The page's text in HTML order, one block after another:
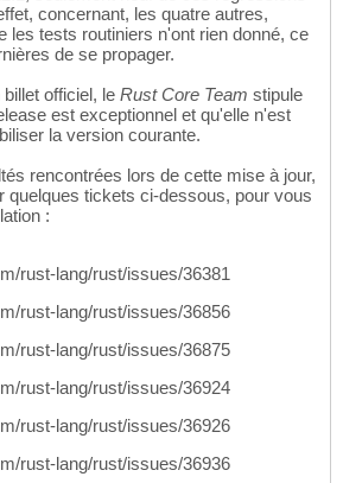
concernant, les quatre autres,
les tests routiniers n'ont rien donné, ce
de se propager.
officiel, le Rust Core Team stipule
est exceptionnel et qu'elle n'est
la version courante.
rencontrées lors de cette mise à jour,
quelques tickets ci-dessous, pour vous
:
rust-lang/rust/issues/36381
rust-lang/rust/issues/36856
rust-lang/rust/issues/36875
rust-lang/rust/issues/36924
rust-lang/rust/issues/36926
rust-lang/rust/issues/36936